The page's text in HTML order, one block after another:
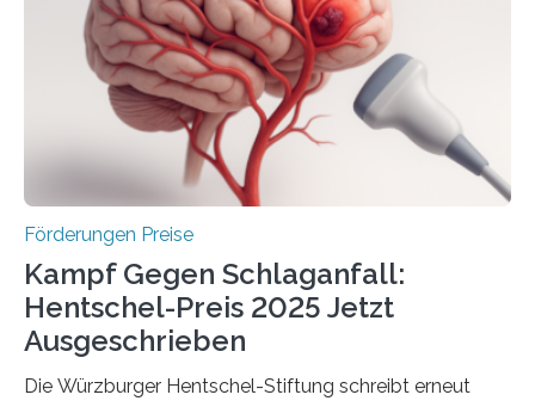
Innovationsprogramm Mittelstand (ZIM) und
Innovationskompetenz INNO-KOM. Auf dem
Innovationstag Mittelstand 2025 am 5. Juni 2025 in
Berlin überbrachte das Bundesministerium für
Wirtschaft und Energie eine gute Nachricht:
Überplanmäßige Verpflichtungsermächtigungen in
Förderungen Preise
Kampf Gegen Schlaganfall:
Hentschel-Preis 2025 Jetzt
Ausgeschrieben
Die Würzburger Hentschel-Stiftung schreibt erneut